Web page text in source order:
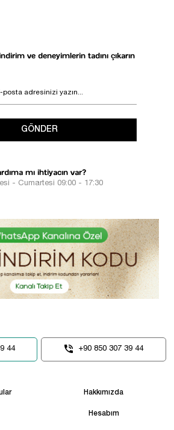
ve deneyimlerin tadını çıkarın
GÖNDER
mı ihtiyacın var?
- Cumartesi 09:00 - 17:30
44 +90 850 307 39 44
Hakkımızda
Hesabım